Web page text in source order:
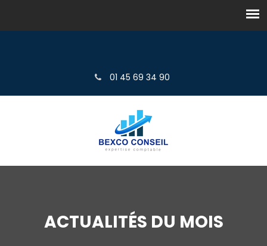
01 45 69 34 90
ACTUALITÉS DU MOIS